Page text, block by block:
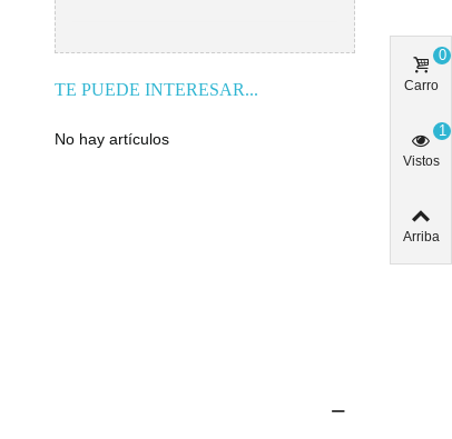
TE PUEDE INTERESAR...
No hay artículos
Carro
0
Vistos
1
Arriba